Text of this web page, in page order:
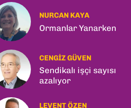
NURCAN KAYA
Ormanlar Yanarken
CENGIZ GÜVEN
Sendikalı işçi sayısı
azalıyor
LEVENT ÖZEN